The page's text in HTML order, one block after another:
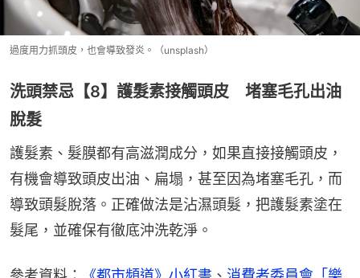
過度用力抓頭皮，也會導致發炎。（unsplash）
洗頭禁忌【8】護髮素接觸頭皮 堵塞毛孔出油
脫髮
護髮素、髮膜都有高滋潤成分，如果直接接觸頭皮，
有機會導致頭皮出油、扁塌，甚至因為堵塞毛孔，而
導致頭髮脫落。正確做法是沾濕頭髮，把護髮素塗在
髮尾，並確保有徹底沖洗乾淨。